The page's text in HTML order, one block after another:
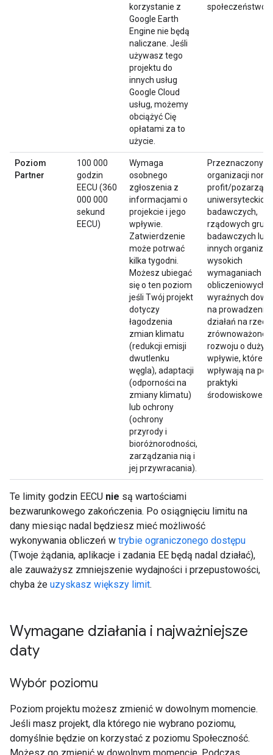
korzystanie z
Google Earth
Engine nie będą
naliczane. Jeśli
używasz tego
projektu do
innych usług
Google Cloud
usług, możemy
obciążyć Cię
opłatami za to
użycie.
społeczeństwo.
Poziom
Partner
100 000
godzin
EECU (360
000 000
sekund
EECU)
Wymaga
osobnego
zgłoszenia z
informacjami o
projekcie i jego
wpływie.
Zatwierdzenie
może potrwać
kilka tygodni.
Możesz ubiegać
się o ten poziom
jeśli Twój projekt
dotyczy
łagodzenia
zmian klimatu
(redukcji emisji
dwutlenku
węgla), adaptacji
(odporności na
zmiany klimatu)
lub ochrony
(ochrony
przyrody i
bioróżnorodności,
zarządzania nią i
jej przywracania).
Przeznaczony
organizacji non-
profit/
uniwersyteckich
badawczych,
rządowych grup
badawczych lub
innych
wysokich
wymaganiach
obliczeniowych i
wyraźnych
na prowadzenie
działań na rzecz
rozwoju o dużym
wpływie, które
wpływają na
praktyki
środowiskowe.
Te limity godzin EECU nie są wartościami
bezwarunkowego zakończenia. Po osiągnięciu limitu na
dany miesiąc nadal będziesz mieć możliwość
wykonywania obliczeń w trybie ograniczonego dostępu
(Twoje żądania, aplikacje i zadania EE będą nadal działać),
ale zauważysz zmniejszenie wydajności i przepustowości,
chyba że uzyskasz większy limit.
Wymagane działania i najważniejsze
daty
Wybór poziomu
Poziom projektu możesz zmienić w dowolnym momencie.
Jeśli masz projekt, dla którego nie wybrano poziomu,
domyślnie będzie on korzystać z poziomu Społeczność.